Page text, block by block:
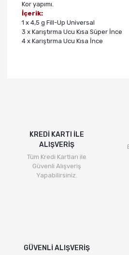
Kor yapımı.
İçerik:
1 x 4,5 g Fill-Up Universal
3 x Karıştırma Ucu Kısa Süper İnce
4 x Karıştırma Ucu Kısa İnce
Ürün açıklamasında eksik
Ürün bilgilerinde hatalar
Ürün fiyatı diğer sitelerden
Bu ürüne benzer farklı
KREDİ KARTI İLE
ALIŞVERİŞ
Tüm Kredi Kartları ile
Güvenli Alışveriş
Yapabilirsiniz.
GÜVENLİ ALIŞVERİŞ